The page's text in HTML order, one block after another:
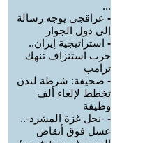
...
- عراقجي يوجه رسالة
إلى دول الجوار
- استراتيجية إيران..
حرب استنزاف تنهك
ترامب
- صحيفة: شرطة لندن
تخطط لإلغاء ألف
وظيفة
- -نحل غزة المشرد-..
عسل فوق أنقاض